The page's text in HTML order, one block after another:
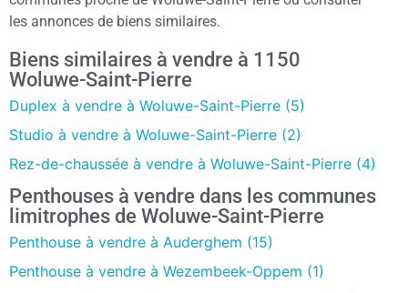
les annonces de biens similaires.
Biens similaires à vendre à 1150
Woluwe-Saint-Pierre
Duplex à vendre à Woluwe-Saint-Pierre (5)
Studio à vendre à Woluwe-Saint-Pierre (2)
Rez-de-chaussée à vendre à Woluwe-Saint-Pierre (4)
Penthouses à vendre dans les communes
limitrophes de Woluwe-Saint-Pierre
Penthouse à vendre à Auderghem (15)
Penthouse à vendre à Wezembeek-Oppem (1)